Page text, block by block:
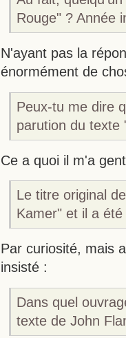
Rouge" ? Année
N'ayant pas la
énormément de
Peux-tu me dire
parution du texte
Ce a quoi il m'a
Le titre original
Kamer" et il a
Par curiosité, mais
insisté :
Dans quel
texte de John